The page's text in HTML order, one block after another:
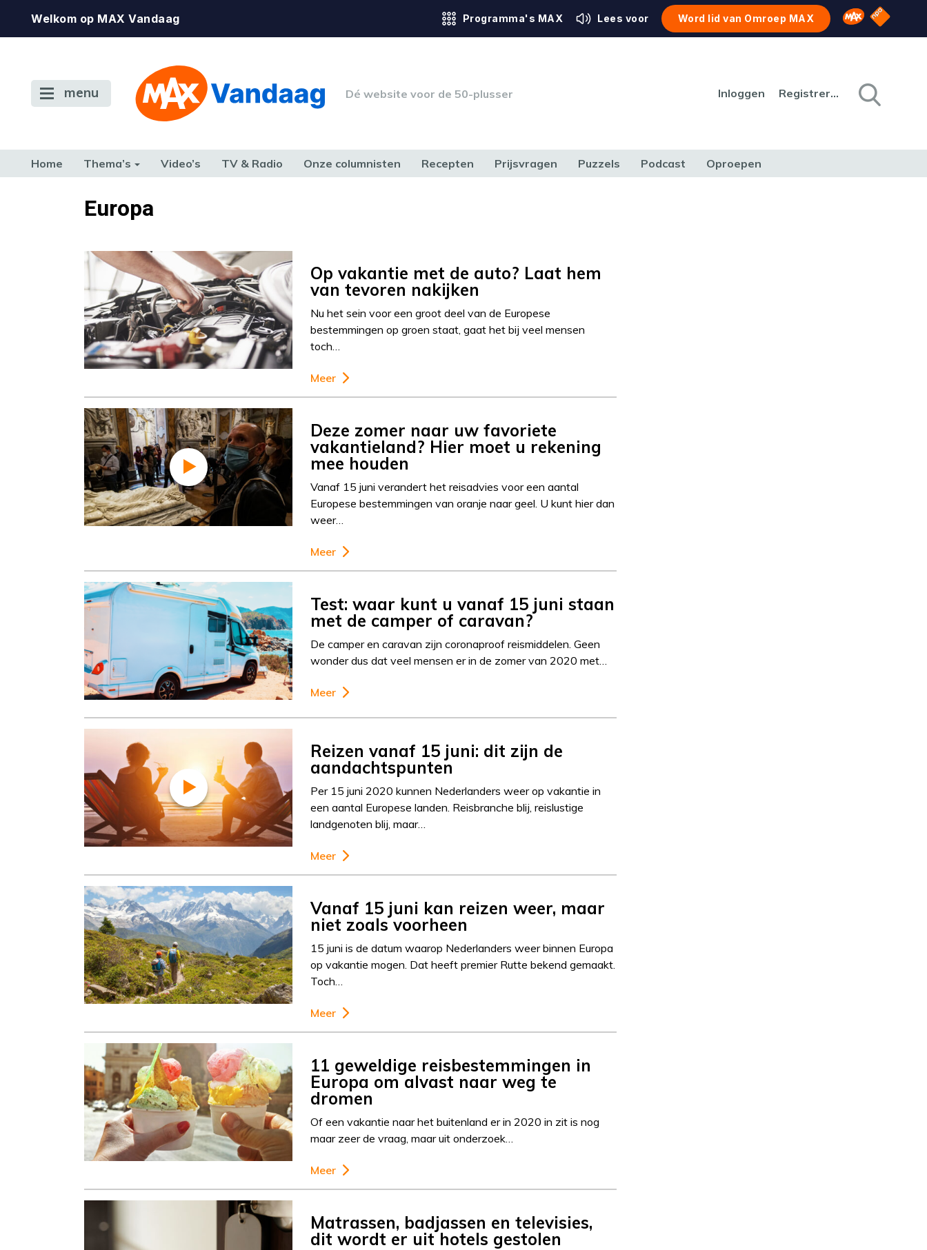
Welkom op MAX Vandaag Programma's MAX Lees voor Word lid van Omroep MAX Omroep MAX
NPO
menu Dé website voor de 50-plusser Inloggen Registreren
Home Thema’s Video’s TV & Radio Onze columnisten Recepten Prijsvragen Puzzels Podcast Oproepen
TERUG NAAR TOENEuropa
Op vakantie met de auto? Laat hem
van tevoren nakijken
Nu het sein voor een groot deel van de Europese
bestemmingen op groen staat, gaat het bij veel mensen
toch…
Meer
Deze zomer naar uw favoriete
vakantieland? Hier moet u rekening
mee houden
Vanaf 15 juni verandert het reisadvies voor een aantal
Europese bestemmingen van oranje naar geel. U kunt hier dan
weer…
Meer
Test: waar kunt u vanaf 15 juni staan
met de camper of caravan?
De camper en caravan zijn coronaproof reismiddelen. Geen
wonder dus dat veel mensen er in de zomer van 2020 met…
Meer
Reizen vanaf 15 juni: dit zijn de
aandachtspunten
Per 15 juni 2020 kunnen Nederlanders weer op vakantie in
een aantal Europese landen. Reisbranche blij, reislustige
landgenoten blij, maar…
Meer
Vanaf 15 juni kan reizen weer, maar
niet zoals voorheen
15 juni is de datum waarop Nederlanders weer binnen Europa
op vakantie mogen. Dat heeft premier Rutte bekend gemaakt.
Toch…
Meer
11 geweldige reisbestemmingen in
Europa om alvast naar weg te
dromen
Of een vakantie naar het buitenland er in 2020 in zit is nog
maar zeer de vraag, maar uit onderzoek…
Meer
Matrassen, badjassen en televisies,
dit wordt er uit hotels gestolen